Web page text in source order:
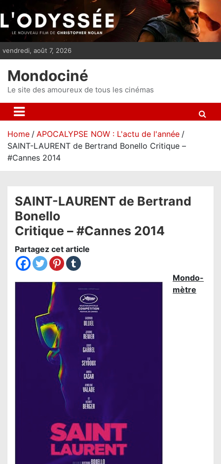
i
p
n
vendredi, août 7, 2026
Mondociné
Le site des amoureux de tous les cinémas
Home
APOCALYPSE NOW : L'actu de l'année
SAINT-LAURENT de Bertrand Bonello Critique –
#Cannes 2014
SAINT-LAURENT de Bertrand
Bonello
Critique – #Cannes 2014
Partagez cet article
Mondo-
mètre